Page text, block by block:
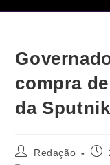
compra
da
Redação